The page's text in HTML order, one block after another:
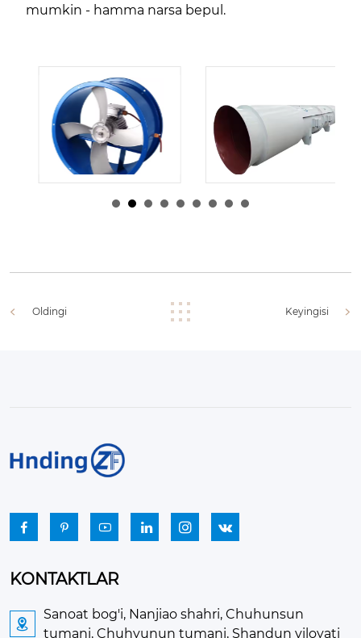
mumkin - hamma narsa bepul.
Oldingi Keyingisi
     
KONTAKTLAR

Sanoat bog'i, Nanjiao shahri, Chuhunsun
tumani, Chuhyunun tumani, Shandun viloyati